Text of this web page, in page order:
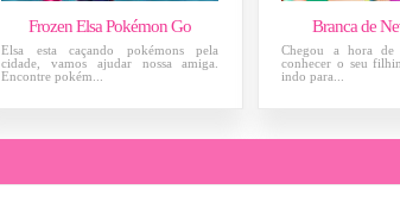
Frozen Elsa Pokémon Go
Elsa esta caçando pokémons pela
cidade, vamos ajudar nossa amiga.
Encontre pokém...
Branca de
Chegou a hora de
conhecer o seu
indo para...